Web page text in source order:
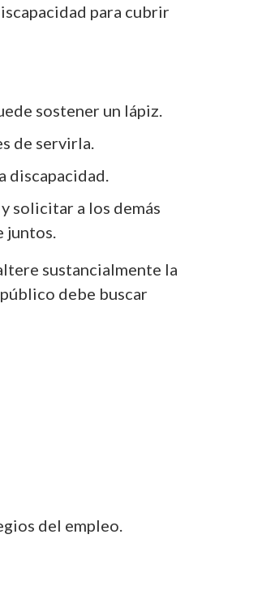
para cubrir
sostener un lápiz.
de servirla.
discapacidad.
solicitar a los demás
juntos.
sustancialmente la
debe buscar
del empleo.